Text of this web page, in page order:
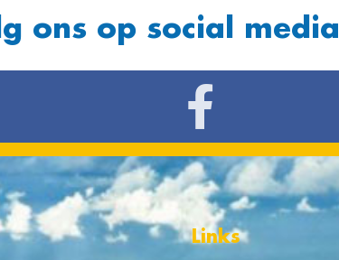
ons op social media
Links